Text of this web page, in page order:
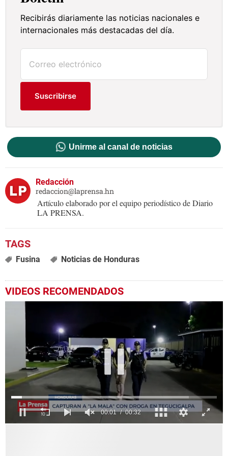
Recibirás diariamente las noticias nacionales e
internacionales más destacadas del día.
Suscribirse
Unirme al canal de noticias
Redacción
redaccion@laprensa.hn
Artículo elaborado por el equipo periodístico de Diario
LA PRENSA.
Fusina Noticias de Honduras
VIDEOS RECOMENDADOS